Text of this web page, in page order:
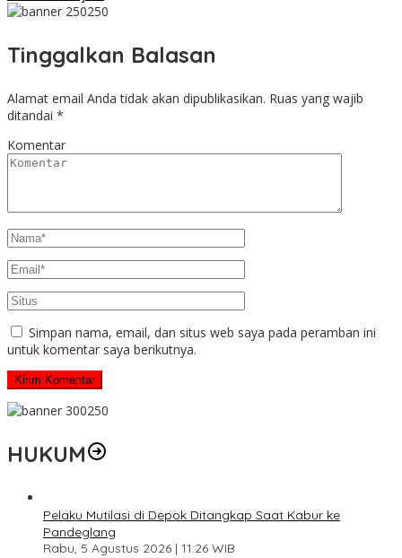
Tinggalkan Balasan
Alamat email Anda tidak akan dipublikasikan. Ruas yang wajib
ditandai *
Komentar
Simpan nama, email, dan situs web saya pada peramban ini
untuk komentar saya berikutnya.
HUKUM
Pelaku Mutilasi di Depok Ditangkap Saat Kabur ke
Pandeglang
Rabu, 5 Agustus 2026 | 11:26 WIB